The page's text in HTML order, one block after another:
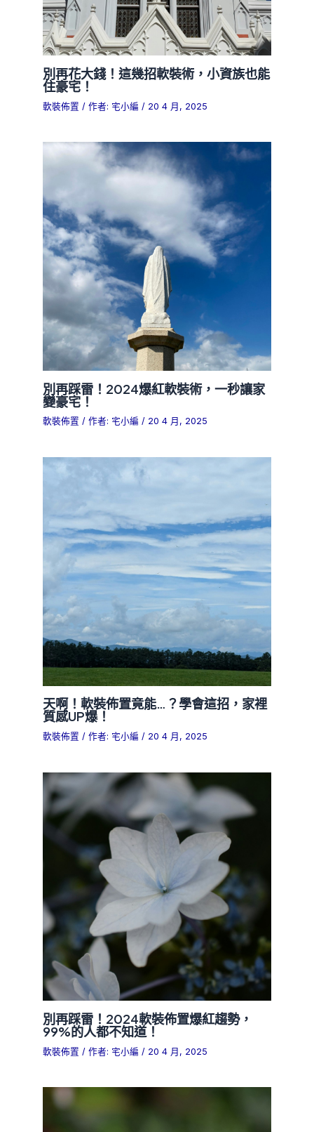
別再花大錢！這幾招軟裝術，小資族也能
住豪宅！
軟裝佈置 / 作者: 宅小編 / 20 4 月, 2025
別再踩雷！2024爆紅軟裝術，一秒讓家
變豪宅！
軟裝佈置 / 作者: 宅小編/ 20 4 月, 2025
天啊！軟裝佈置竟能…？學會這招，家裡
質感UP爆！
軟裝佈置 / 作者: 宅小編/ 20 4 月, 2025
別再踩雷！2024軟裝佈置爆紅趨勢，
99%的人都不知道！
軟裝佈置 / 作者: 宅小編 / 20 4 月, 2025